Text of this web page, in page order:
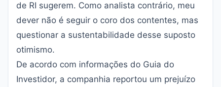
de RI sugerem. Como analista contrário, meu
dever não é seguir o coro dos contentes, mas
questionar a sustentabilidade desse suposto
otimismo.
De acordo com informações do Guia do
Investidor, a companhia reportou um prejuízo